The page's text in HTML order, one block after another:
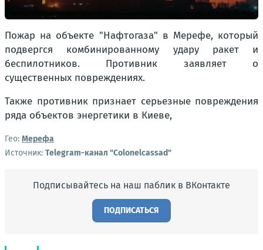
Пожар на объекте "Нафтогаза" в Мерефе, который
подвергся комбинированному удару ракет и
беспилотников. Противник заявляет о
существенных повреждениях.
Также противник признает серьезные повреждения
ряда объектов энергетики в Киеве,
Гео: Мерефа
Источник: Telegram-канал "Colonelcassad"
Подписывайтесь на наш паблик в ВКонтакте
ПОДПИСАТЬСЯ